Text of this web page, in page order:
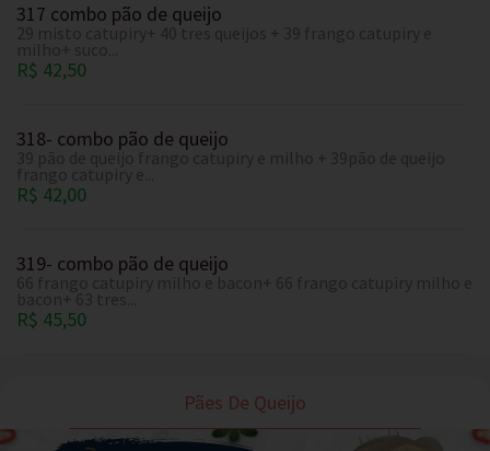
317 combo pão de queijo
R$ 42,50
318- combo pão de queijo
R$ 42,00
319- combo pão de queijo
R$ 45,50
Pães De Queijo